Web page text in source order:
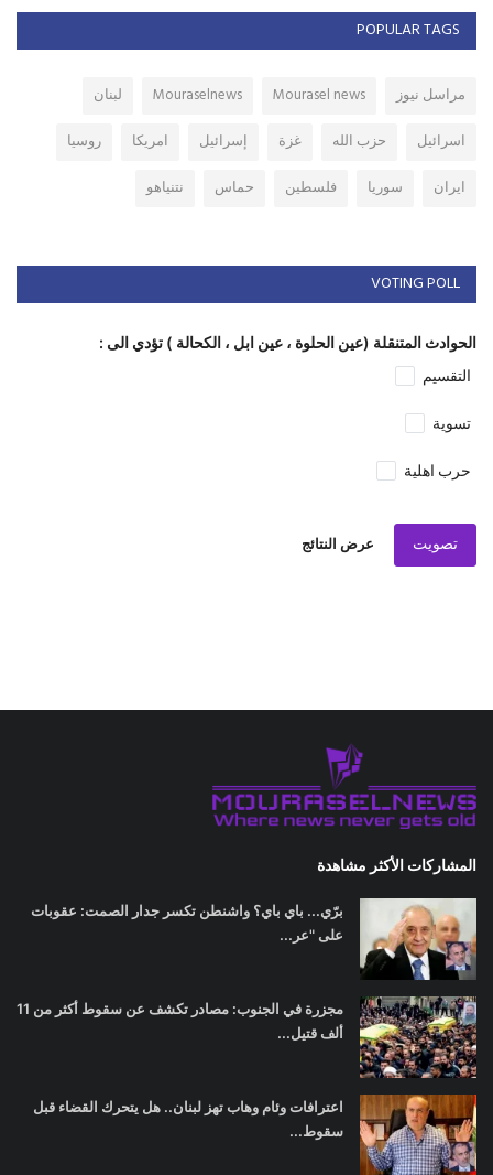
POPULAR TAGS
مراسل نيوز Mourasel news
Mouraselnews
لبنان
اسرائيل
حزب الله غزة إسرائيل امريكا
روسيا
ايران
سوريا فلسطين حماس نتنياهو
VOTING POLL
الحوادث المتنقلة (عين الحلوة ، عين ابل ، الكحالة ) تؤدي الى :
التقسيم
تسوية
حرب اهلية
تصويت عرض النتائج
المشاركات الأكثر مشاهدة
برّي... باي باي؟ واشنطن تكسر جدار الصمت: عقوبات
على "عر...
مجزرة في الجنوب: مصادر تكشف عن سقوط أكثر من 11
ألف قتيل...
اعترافات وئام وهاب تهز لبنان.. هل يتحرك القضاء قبل
سقوط...